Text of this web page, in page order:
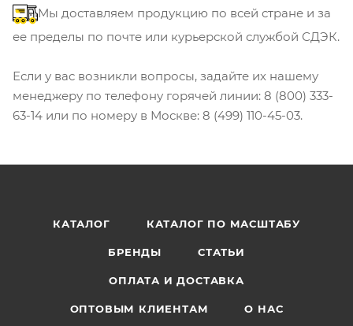
Мы доставляем продукцию по всей стране и за
ее пределы по почте или курьерской службой СДЭК.
Если у вас возникли вопросы, задайте их нашему
менеджеру по телефону горячей линии: 8 (800) 333-
63-14 или по номеру в Москве: 8 (499) 110-45-03.
КАТАЛОГ КАТАЛОГ ПО МАСШТАБУ
БРЕНДЫ СТАТЬИ
ОПЛАТА И ДОСТАВКА
ОПТОВЫМ КЛИЕНТАМ О НАС